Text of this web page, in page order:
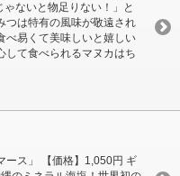
ないと物足りない！」と
つは特有の風味が敬遠され
べ易くて美味しいと嬉しい
して食べられるマヌカはち
ース」 【価格】1,050円 ギ